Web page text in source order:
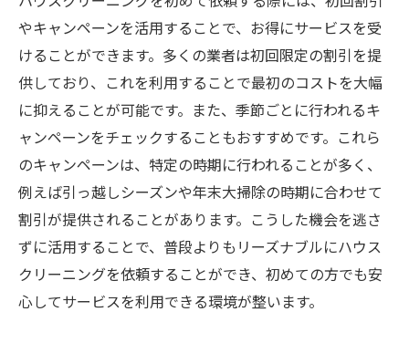
やキャンペーンを活用することで、お得にサービスを受
けることができます。多くの業者は初回限定の割引を提
供しており、これを利用することで最初のコストを大幅
に抑えることが可能です。また、季節ごとに行われるキ
ャンペーンをチェックすることもおすすめです。これら
のキャンペーンは、特定の時期に行われることが多く、
例えば引っ越しシーズンや年末大掃除の時期に合わせて
割引が提供されることがあります。こうした機会を逃さ
ずに活用することで、普段よりもリーズナブルにハウス
クリーニングを依頼することができ、初めての方でも安
心してサービスを利用できる環境が整います。